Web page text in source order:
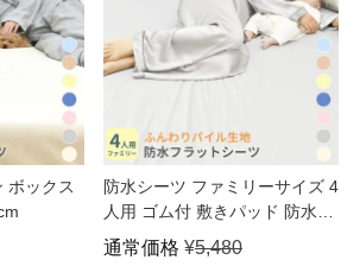
ボックス
防水シーツ ファミリーサイズ 4
人用 ゴム付 敷きパッド 防水布
団カバー 24…
通常価格 ¥5,480